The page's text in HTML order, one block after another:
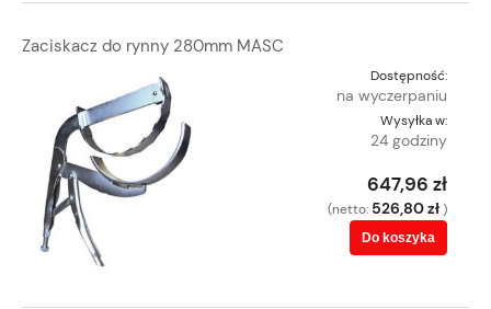
Zaciskacz do rynny 280mm MASC
Dostępność:
na wyczerpaniu
Wysyłka w:
24 godziny
647,96 zł
(netto: 526,80 zł )
Do koszyka